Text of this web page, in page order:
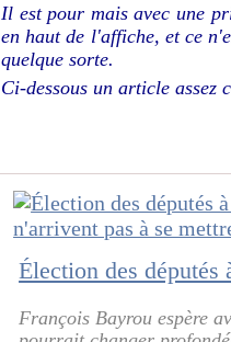
Il est pour mais avec une
en haut de l'affiche, et ce
quelque sorte.
Ci-dessous un article assez
François Bayrou espère